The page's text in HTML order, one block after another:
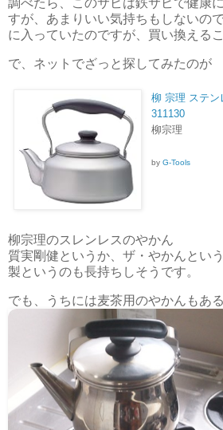
すが、あまりいい気持ちもしないの
に入っていたのですが、買い換えるこ
で、ネットでざっと探してみたのが
柳 宗理 ステン
311130
柳宗理
by G-Tools
柳宗理のスレンレスのやかん
質実剛健というか、ザ・やかんとい
製というのも長持ちしそうです。
でも、うちには麦茶用のやかんもあ